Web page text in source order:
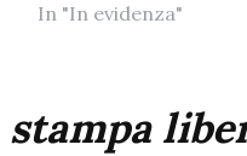
In "In evidenza"